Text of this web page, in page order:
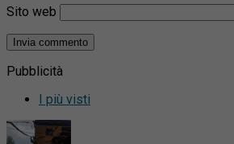
Sito web
Pubblicità
I più visti